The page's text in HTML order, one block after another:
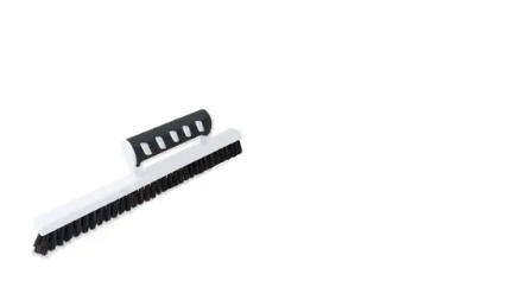
väggen
Leverantörens artikelnummer:
520835